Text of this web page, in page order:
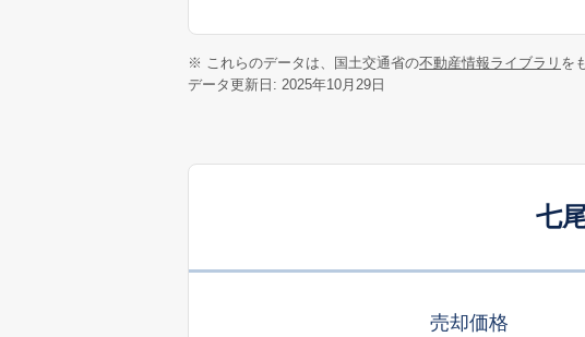
※ これらのデータは、国土交通省の不動産情報ライブラリ を
データ更新日: 2025年10月29日
七
売却価格